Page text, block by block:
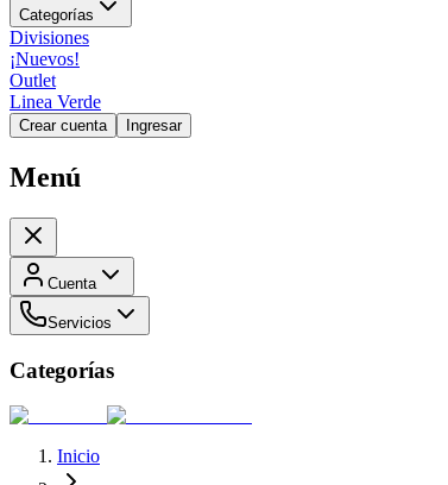
Categorías
Divisiones
¡Nuevos!
Outlet
Linea Verde
Crear cuenta Ingresar
Menú
Cuenta
Servicios
Categorías
Inicio